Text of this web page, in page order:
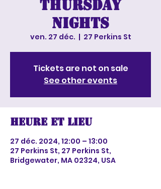
Thursday
nights
ven. 27 déc.
  |
27 Perkins St
Tickets are not on sale
See other events
Heure et lieu
27 déc. 2024, 12:00 – 13:00
27 Perkins St, 27 Perkins St,
Bridgewater, MA 02324, USA